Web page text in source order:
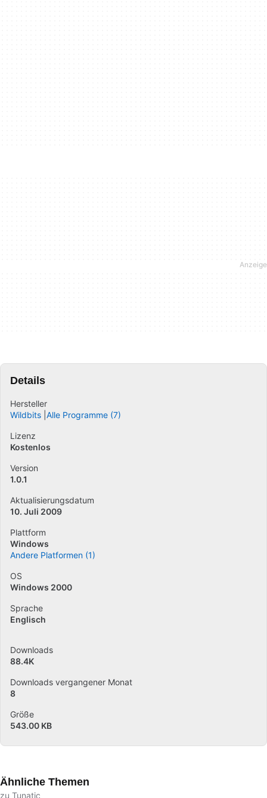
Details
Hersteller
Wildbits Alle Programme (7)
Lizenz
Kostenlos
Version
1.0.1
Aktualisierungsdatum
10. Juli 2009
Plattform
Windows
Andere Platformen (1)
OS
Windows 2000
Sprache
Englisch
Downloads
88.4K
Downloads vergangener Monat
8
Größe
543.00 KB
Ähnliche Themen
zu Tunatic